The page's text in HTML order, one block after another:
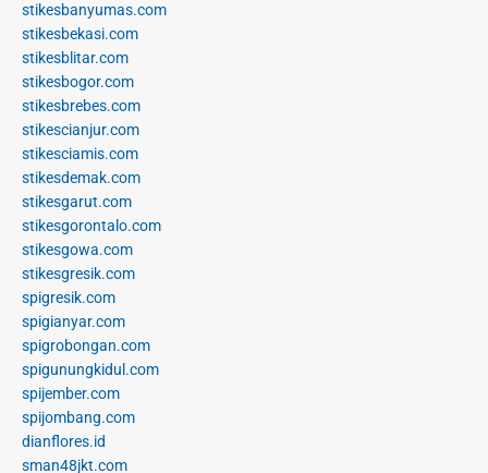
stikesbanyumas.com
stikesbekasi.com
stikesblitar.com
stikesbogor.com
stikesbrebes.com
stikescianjur.com
stikesciamis.com
stikesdemak.com
stikesgarut.com
stikesgorontalo.com
stikesgowa.com
stikesgresik.com
spigresik.com
spigianyar.com
spigrobongan.com
spigunungkidul.com
spijember.com
spijombang.com
dianflores.id
sman48jkt.com